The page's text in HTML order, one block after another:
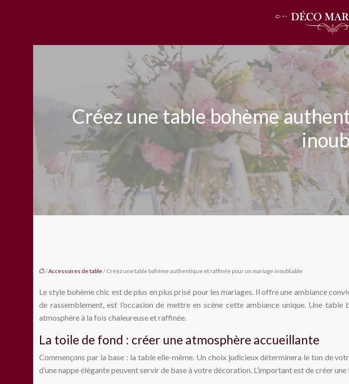
Créez une table bohème
/Accessoires de table / Créez une table bohème authentique et raffinée pour un mariage inoubliable
Le style bohème chic est de plus en plus prisé pour les mariages. Il offre une ambiance
de rassemblement, est l’occasion de mettre en scène cette ambiance unique. Une
atmosphère à la fois chaleureuse et raffinée.
La toile de fond : créer une atmosphère accueillante
Commençons par la base : la table elle-même. Un choix judicieux déterminera le ton de
d’une nappe élégante peuvent servir de base à votre décoration. L’important est de créer